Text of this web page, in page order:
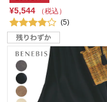
¥5,544
（税込）
(5)